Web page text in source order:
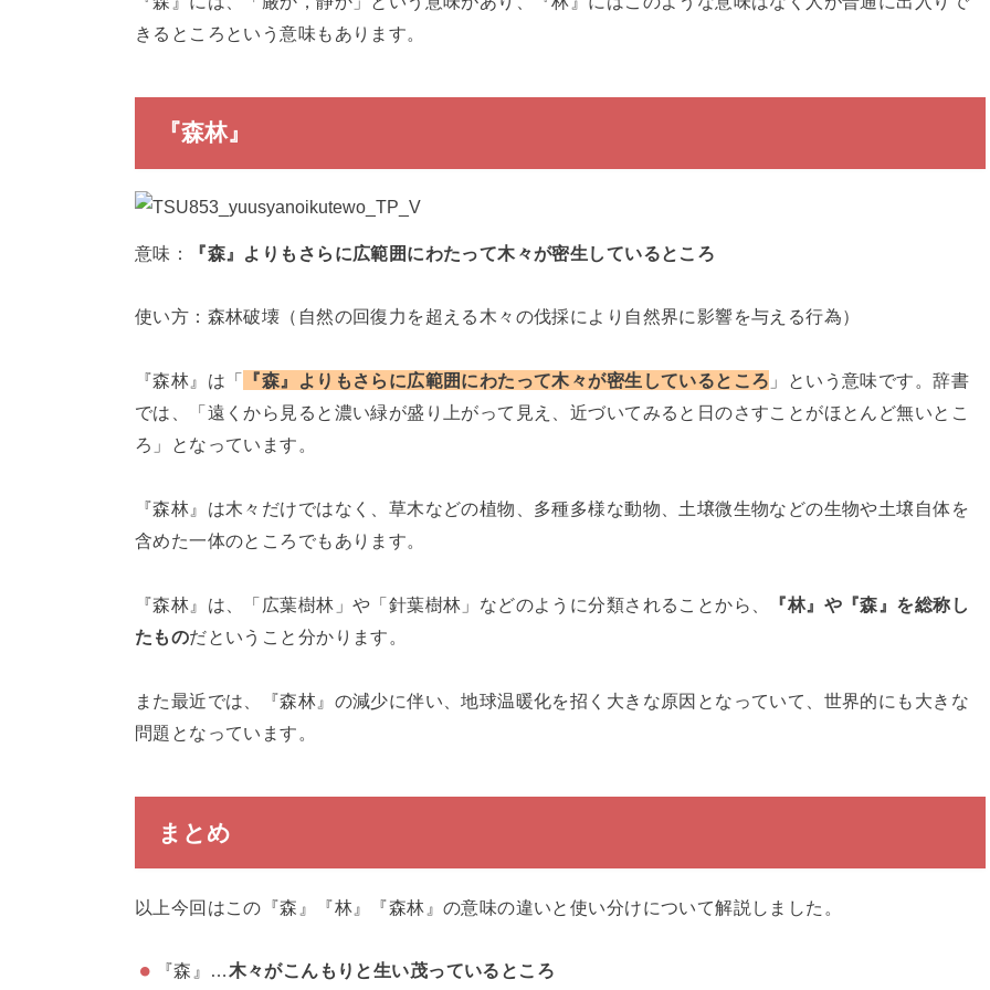
きるところという意味もあります。
『森林』
意味： 『森』よりもさらに広範囲にわたって木々が密生しているところ
使い方：森林破壊（自然の回復力を超える木々の伐採により自然界に影響を与える行為）
『森林』は「 『森』よりもさらに広範囲にわたって木々が密生しているところ 」という意味です。辞書
では、「遠くから見ると濃い緑が盛り上がって見え、近づいてみると日のさすことがほとんど無いとこ
ろ」となっています。
『森林』は木々だけではなく、草木などの植物、多種多様な動物、土壌微生物などの生物や土壌自体を
含めた一体のところでもあります。
『森林』は、「広葉樹林」や「針葉樹林」などのように分類されることから、
『林』や『森』を総称し
たものだということ分かります。
また最近では、『森林』の減少に伴い、地球温暖化を招く大きな原因となっていて、世界的にも大きな
問題となっています。
まとめ
以上今回はこの『森』『林』『森林』の意味の違いと使い分けについて解説しました。
『森』…木々がこんもりと生い茂っているところ